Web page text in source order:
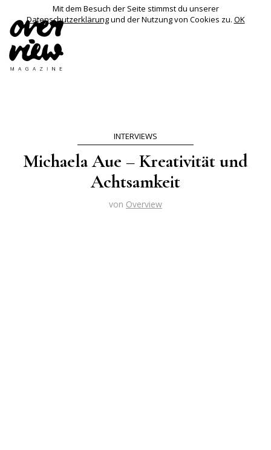
Mit dem Besuch der Seite stimmst du unserer
Datenschutzerklärungund der Nutzung von Cookies zu. OK
INTERVIEWS
Michaela Aue – Kreativität und
Achtsamkeit
von Overview